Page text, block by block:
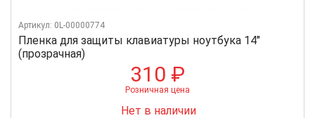
Пленка для защиты клавиатуры ноутбука 14"
(прозрачная)
Артикул: 0L-00000774
310 ₽
Розничная цена
Нет в наличии